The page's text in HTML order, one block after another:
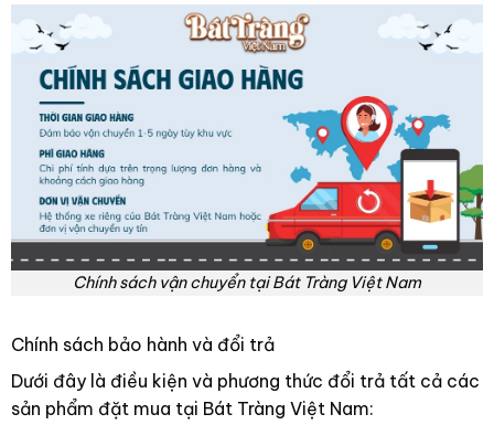
Chính sách vận chuyển tại Bát Tràng Việt Nam
Chính sách bảo hành và đổi trả
Dưới đây là điều kiện và phương thức đổi trả tất cả các
sản phẩm đặt mua tại Bát Tràng Việt Nam: